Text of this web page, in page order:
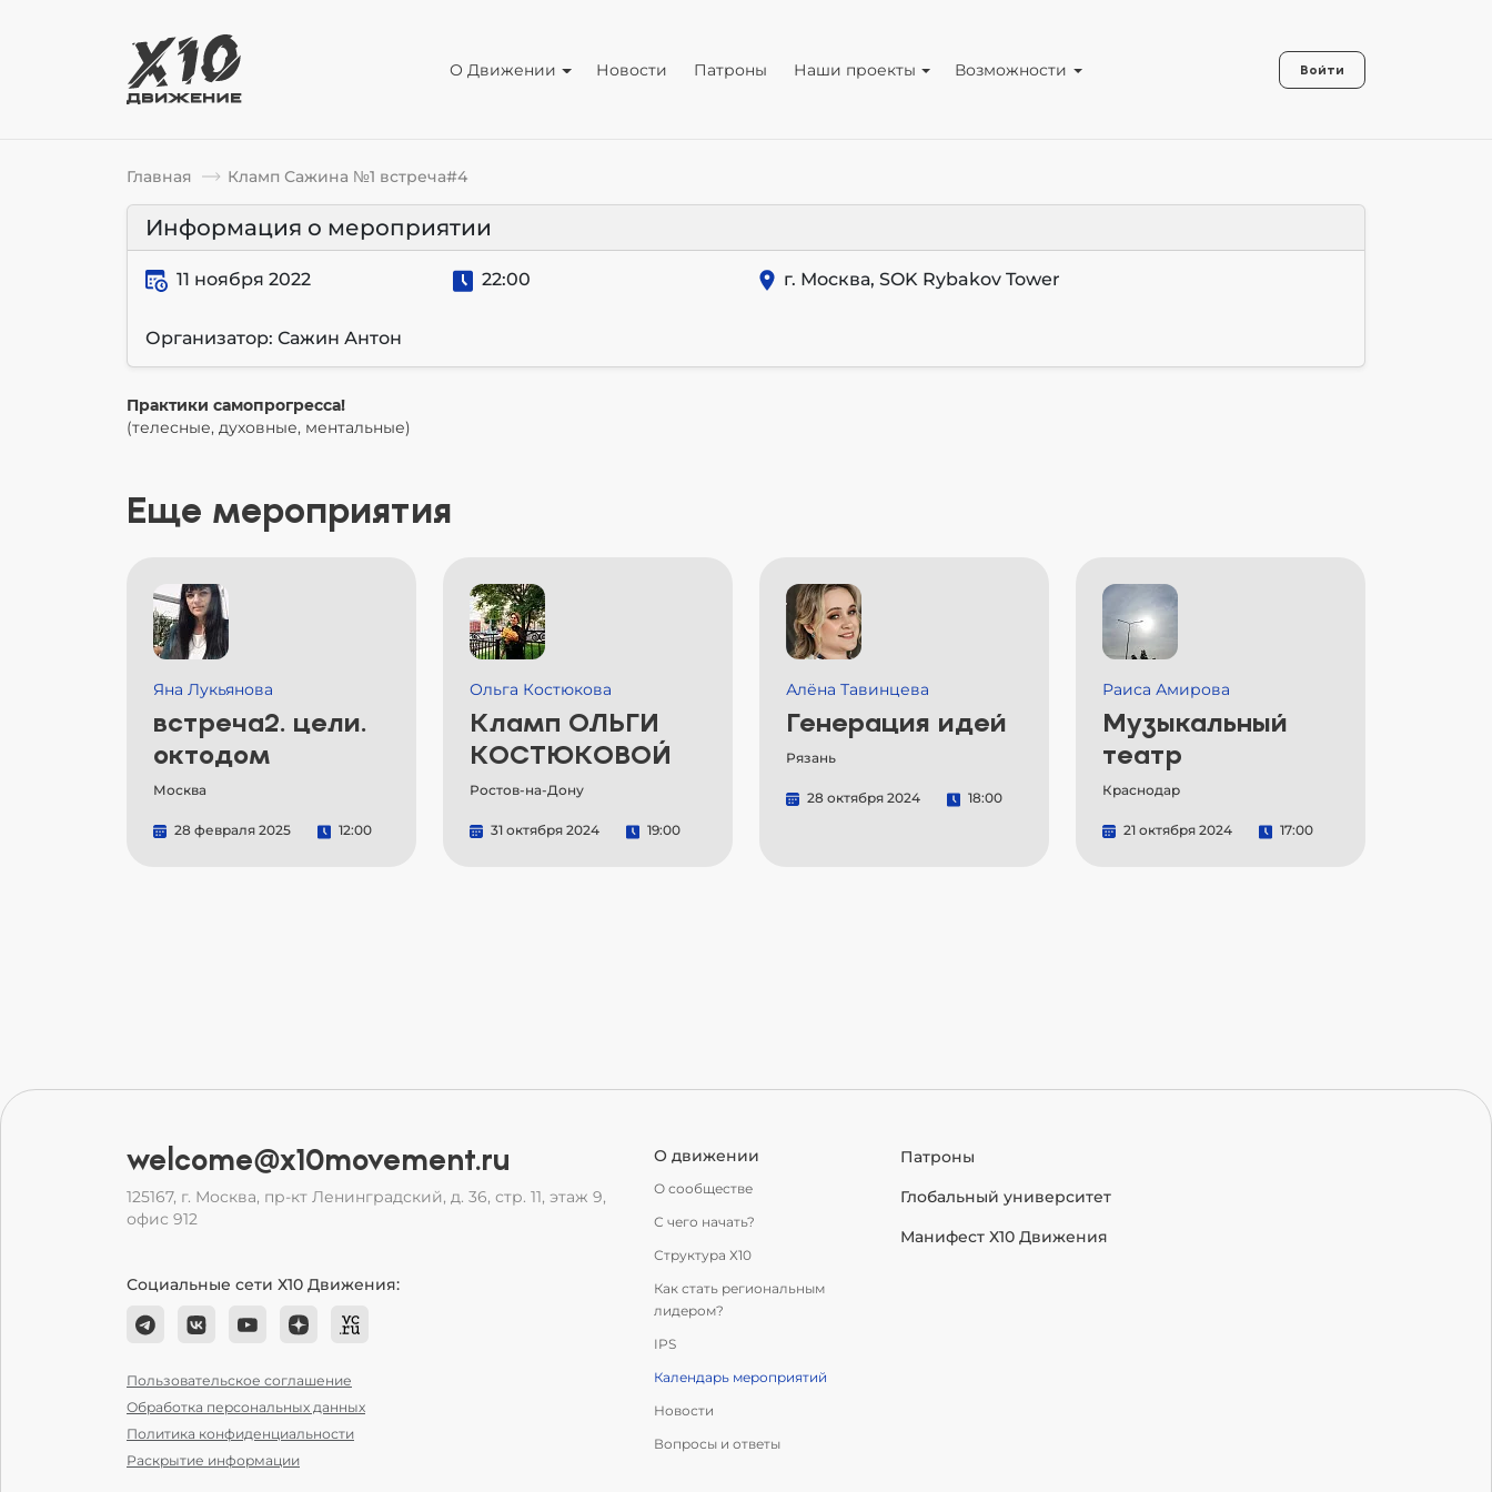
О Движении Новости Патроны Наши проекты Возможности Войти
Главная Кламп Сажина №1 встреча#4
Информация о мероприятии
11 ноября 2022 22:00 г. Москва, SOK Rybakov Tower
Организатор: Сажин Антон
Практики самопрогресса!
(телесные, духовные, ментальные)
Еще мероприятия
Яна Лукьянова
встреча2. цели.
октодом
Москва
28 февраля 2025 12:00
Ольга Костюкова
Кламп ОЛЬГИ
КОСТЮКОВОЙ
Ростов-на-Дону
31 октября 2024 19:00
Алёна Тавинцева
Генерация идей
Рязань
28 октября 2024 18:00
Раиса Амирова
Музыкальный
театр
Краснодар
21 октября 2024 17:00
welcome@x10movement.ru
125167, г. Москва, пр-кт Ленинградский, д. 36, стр. 11, этаж 9,
офис 912
Социальные сети Х10 Движения:
Пользовательское соглашение
Обработка персональных данных
Политика конфиденциальности
Раскрытие информации
О движении
О сообществе
С чего начать?
Структура Х10
Как стать региональным
лидером?
IPS
Календарь мероприятий
Новости
Вопросы и ответы
Патроны
Глобальный университет
Манифест Х10 Движения